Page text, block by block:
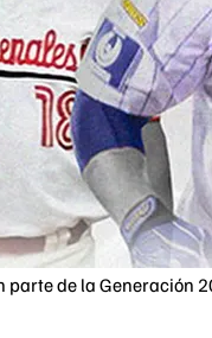
parte de la Generación